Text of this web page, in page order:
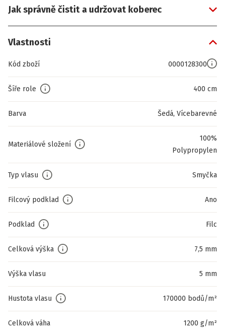
Jak správně čistit a udržovat koberec
Vlastnosti
Kód zboží 0000128300
Šíře role 400 cm
Barva Šedá, Vícebarevné
Materiálové složení
100%
Polypropylen
Typ vlasu Smyčka
Filcový podklad Ano
Podklad Filc
Celková výška 7,5 mm
Výška vlasu 5 mm
Hustota vlasu 170000 bodů/m²
Celková váha 1200 g/m²